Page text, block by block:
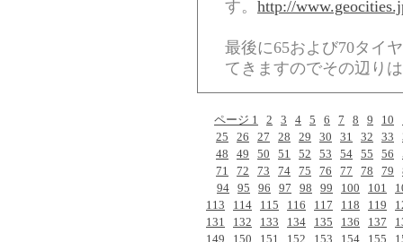
す。 http://
最後に65および70タイ
てきますのでその辺り
ページ 1 2 3 4 5 6 7 8 9 10
25
26 27 28 29 30 31 32 33
48
49 50 51 52 53 54 55 56
71
72 73 74 75 76 77 78 79
94 95 96 97 98 99 100 101
113
114 115 116 117 118 119
131
132 133 134 135 136 137
149
150 151 152 153 154 155